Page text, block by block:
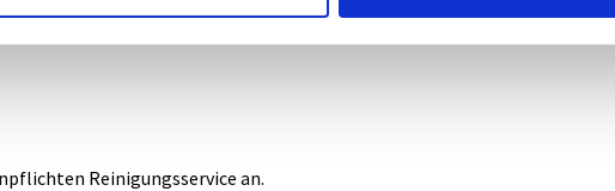
Reinigungsservice an.